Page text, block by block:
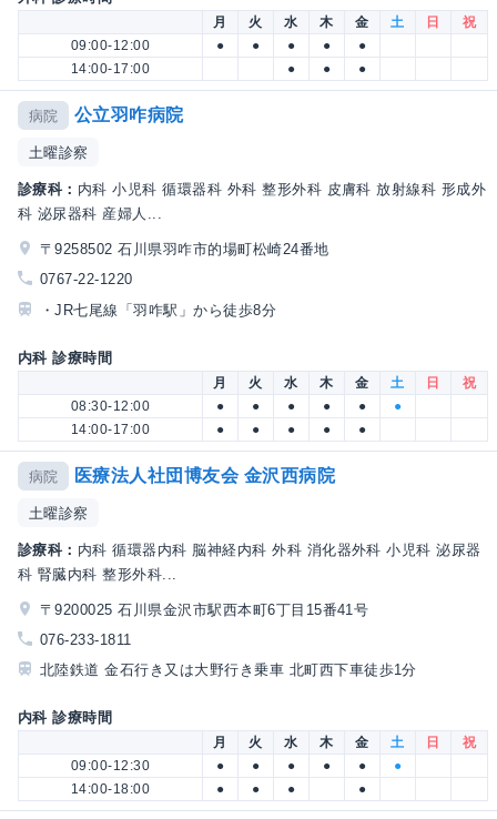
月 火 水 木 金 土 日
祝
09:00-12:00
● ● ● ●
●
14:00-17:00
● ● ●
病院 公立羽咋病院
土曜診察
診療科： 内科 小児科 循環器科 外科 整形外科 皮膚科 放射線科 形成外
科 泌尿器科 産婦人...
〒9258502 石川県羽咋市的場町松崎24番地
0767-22-1220
・JR七尾線「羽咋駅」から徒歩8分
内科 診療時間
月 火 水 木 金 土 日
祝
08:30-12:00
● ● ● ● ●
●
14:00-17:00
● ● ● ● ●
病院 医療法人社団博友会 金沢西病院
土曜診察
診療科： 内科 循環器内科 脳神経内科 外科 消化器外科 小児科 泌尿器
科 腎臓内科 整形外科...
〒9200025 石川県金沢市駅西本町6丁目15番41号
076-233-1811
北陸鉄道 金石行き又は大野行き乗車 北町西下車徒歩1分
内科 診療時間
月 火 水 木 金 土 日
祝
09:00-12:30
● ● ● ● ●
●
14:00-18:00
● ● ● ●